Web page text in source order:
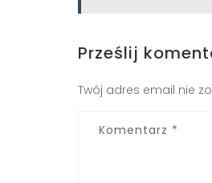
Prześlij
Twój adres email nie